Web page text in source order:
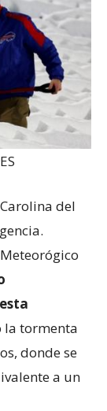
del
la tormenta
donde se
a un